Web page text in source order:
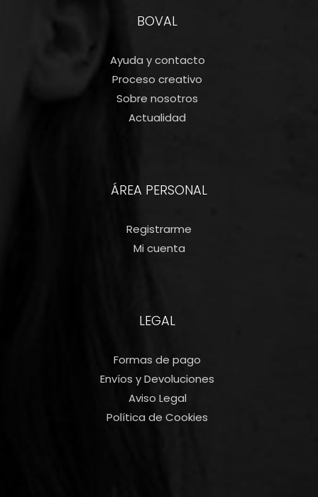
BOVAL
Ayuda y contacto
Proceso creativo
Sobre nosotros
Actualidad
ÁREA PERSONAL
Registrarme
Mi cuenta
LEGAL
Formas de pago
Envíos y Devoluciones
Aviso Legal
Política de Cookies